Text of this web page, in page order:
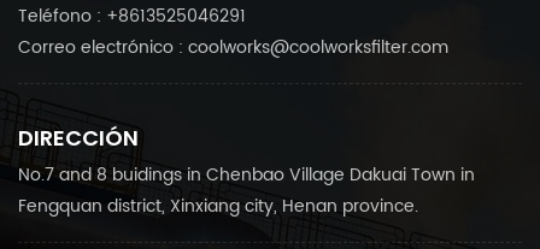
Teléfono : +8613525046291
Correo electrónico : coolworks@coolworksfilter.com
DIRECCIÓN
No.7 and 8 buidings in Chenbao Village Dakuai Town in
Fengquan district, Xinxiang city, Henan province.